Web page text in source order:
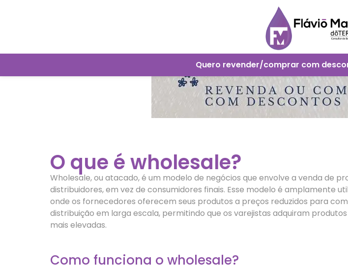
Quero revender/comprar com
O que é wholesale?
Wholesale, ou atacado, é um modelo de negócios que envolve a venda de
distribuidores, em vez de consumidores finais. Esse modelo é amplamente
onde os fornecedores oferecem seus produtos a preços reduzidos para
distribuição em larga escala, permitindo que os varejistas adquiram
mais elevadas.
Como funciona o wholesale?